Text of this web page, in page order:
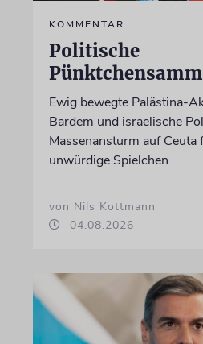
KOMMENTAR
Politische
Ewig bewegte Palästina-
Bardem und israelische
Massenansturm auf
unwürdige Spielchen
von Nils Kottmann
04.08.2026